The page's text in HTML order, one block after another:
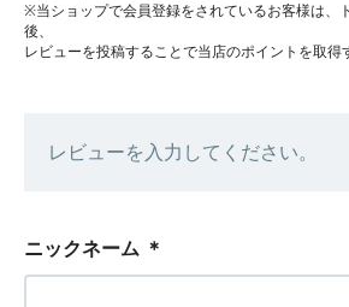
※当ショップで会員登録をされているお客様は、
後、
レビューを投稿することで当店のポイントを取得
レビューを入力してください。
ニックネーム ＊